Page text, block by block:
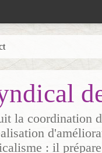
la coordination
: il